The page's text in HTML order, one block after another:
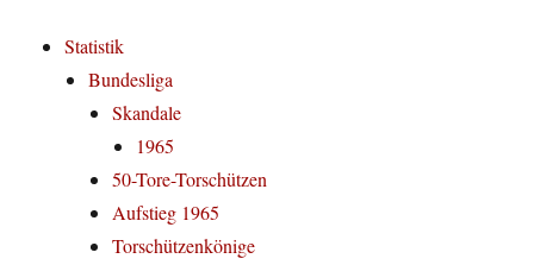
Statistik
Bundesliga
Skandale
1965
50-Tore-Torschützen
Aufstieg 1965
Torschützenkönige